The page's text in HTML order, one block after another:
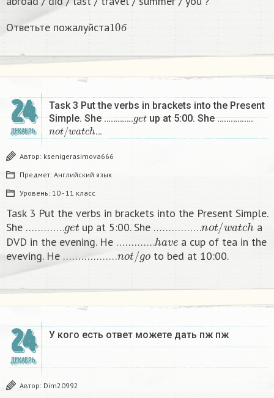
Ответьте пожалуйста
б
10 б
24
ДЕКАБРЬ
Task 3 Put the verbs in brackets into the Present
Simple. She ………….
tup at 5:00. She …………….
t /w t h …
Автор: ksenigerasimova666
Предмет: Английский язык
Уровень: 10 - 11 класс
Task 3 Put the verbs in brackets into the Present Simple.
She ………….ge t up at 5:00. She …………….not/watcha
DVD in the evening. He ………….have a cup of tea in the
eveving. He ………………not/go to bed at 10:00. ​
24
ДЕКАБРЬ
У кого есть ответ можете дать пж пж ​
Автор: Dim20992